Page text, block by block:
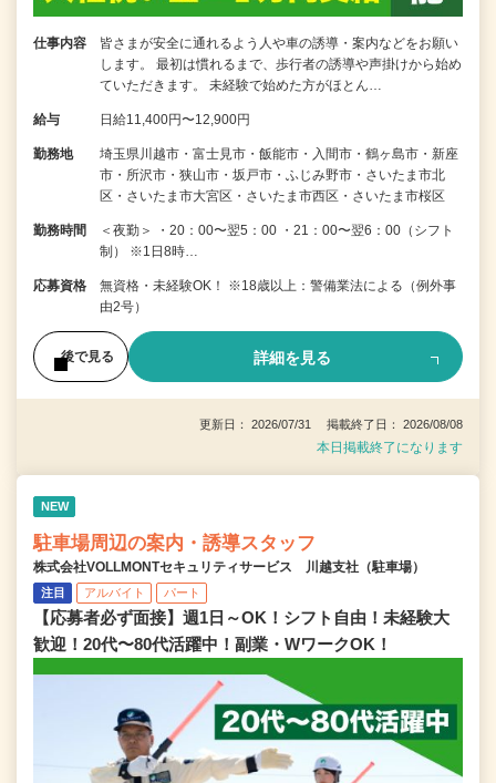
仕事内容
皆さまが安全に通れるよう人や車の誘導・案内などをお願い
します。 最初は慣れるまで、歩行者の誘導や声掛けから始め
ていただきます。 未経験で始めた方がほとん…
給与 日給11,400円〜12,900円
勤務地
埼玉県川越市・富士見市・飯能市・入間市・鶴ヶ島市・新座
市・所沢市・狭山市・坂戸市・ふじみ野市・さいたま市北
区・さいたま市大宮区・さいたま市西区・さいたま市桜区
勤務時間
＜夜勤＞ ・20：00〜翌5：00 ・21：00〜翌6：00（シフト
制） ※1日8時…
応募資格
無資格・未経験OK！ ※18歳以上：警備業法による（例外事
由2号）
後で見る 詳細を見る
更新日： 2026/07/31 掲載終了日： 2026/08/08
本日掲載終了になります
NEW
駐車場周辺の案内・誘導スタッフ
株式会社VOLLMONTセキュリティサービス 川越支社（駐車場）
注目 アルバイト パート
【応募者必ず面接】週1日～OK！シフト自由！未経験大
歓迎！20代〜80代活躍中！副業・WワークOK！